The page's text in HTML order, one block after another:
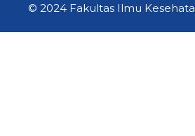
© 2024 Fakultas Ilmu